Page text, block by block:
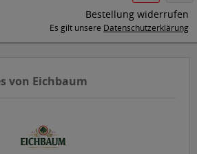
Bestellung widerrufen
Es gilt unsere Datenschutzerklärung
von Eichbaum